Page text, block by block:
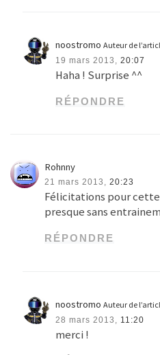
noostromo Auteur de
19 mars 2013, 20:07
Haha ! Surprise ^^
RÉPONDRE
Rohnny
21 mars 2013, 20:23
Félicitations pour
presque sans
RÉPONDRE
noostromo Auteur de
28 mars 2013, 11:20
merci !